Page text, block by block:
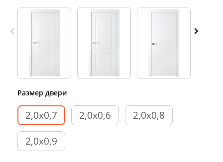
Размер двери
2,0х0,7 2,0х0,6
2,0х0,8
2,0х0,9